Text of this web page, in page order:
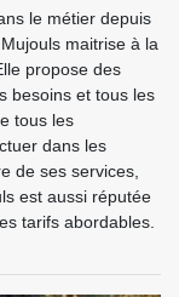
le métier depuis
maitrise à la
propose des
besoins et tous les
tous les
dans les
de ses services,
est aussi réputée
tarifs abordables.